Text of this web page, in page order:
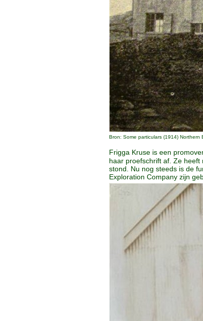
Bron: Some particulars (1914) Northern
Frigga Kruse is een
haar proefschrift af. Ze
stond. Nu nog steeds is de
Exploration Company zijn